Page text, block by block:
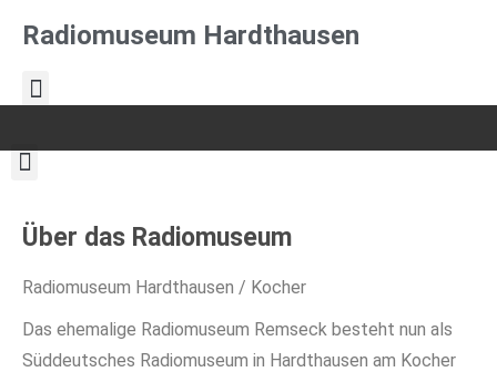
Radiomuseum Hardthausen
Über das Radiomuseum
Radiomuseum Hardthausen / Kocher
Das ehemalige Radiomuseum Remseck besteht nun als
Süddeutsches Radiomuseum in Hardthausen am Kocher